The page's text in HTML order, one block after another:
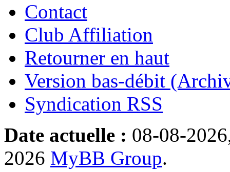
Contact
Club Affiliation
Retourner en haut
Version bas-débit
Syndication RSS
Date actuelle : 08-08-
2026 MyBB Group.